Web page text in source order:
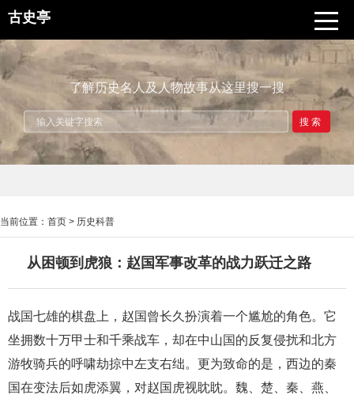
古史亭
了解历史名人及人物故事从这里搜一搜
搜索
当前位置： 首页 > 历史科普
从困顿到虎狼：赵国军事改革的战力跃迁之路
战国七雄的棋盘上，赵国曾长久扮演着一个尴尬的角色。它
坐拥数十万甲士和千乘战车，却在中山国的反复侵扰和北方
游牧骑兵的呼啸劫掠中左支右绌。更为致命的是，西边的秦
国在变法后如虎添翼，对赵国虎视眈眈。魏、楚、秦、燕、